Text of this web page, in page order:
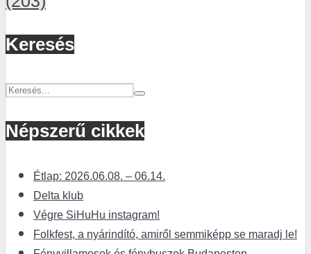
Keresés
Népszerű cikkek
Étlap: 2026.06.08. – 06.14.
Delta klub
Végre SiHuHu instagram!
Folkfest, a nyárindító, amiről semmiképp se maradj le!